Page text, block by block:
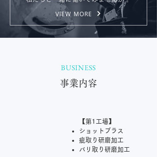
VIEW MORE
BUSINESS
事業内容
【第1工場】
ショットブラス
疵取り研磨加工
バリ取り研磨加工